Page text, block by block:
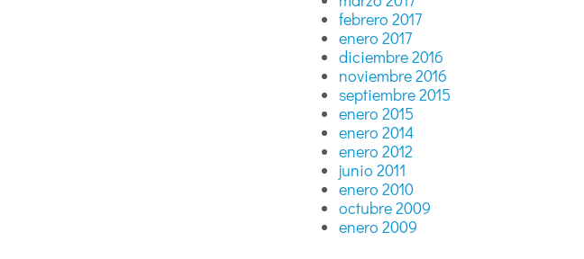
febrero 2017
enero 2017
diciembre 2016
noviembre 2016
septiembre 2015
enero 2015
enero 2014
enero 2012
junio 2011
enero 2010
octubre 2009
enero 2009